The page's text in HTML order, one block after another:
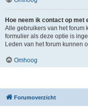
Hoe neem ik contact op met
Alle gebruikers van het forum
formulier als deze optie is
Leden van het forum kunnen
Omhoog
Forumoverzicht